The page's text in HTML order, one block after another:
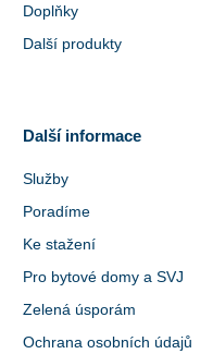
Doplňky
Další produkty
Další informace
Služby
Poradíme
Ke stažení
Pro bytové domy a SVJ
Zelená úsporám
Ochrana osobních údajů